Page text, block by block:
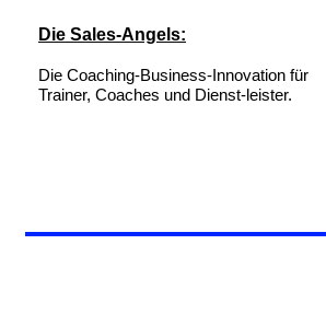
Die Sales-Angels:
Die Coaching-Business-Innovation für
Trainer, Coaches und Dienst-leister.